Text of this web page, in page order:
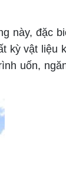
này, đặc
kỳ vật liệu
uốn,